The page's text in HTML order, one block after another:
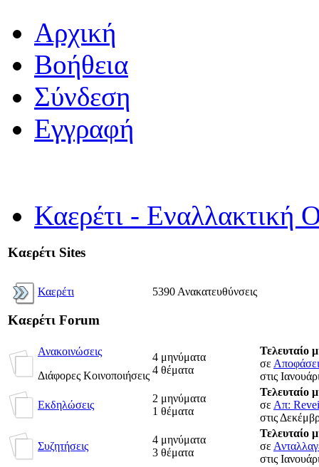
Αρχική
Βοήθεια
Σύνδεση
Εγγραφή
Καερέτι - Εναλλακτική
Καερέτι Sites
Καερέτι 5390 Ανακατευθύνσεις
Καερέτι Forum
Ανακοινώσεις
Διάφορες Κοινοποιήσεις
4 μηνύματα
4 θέματα
Τελευταίο
σε
στις
Εκδηλώσεις
2 μηνύματα
1 θέματα
Τελευταίο
σε Απ:
στις
Συζητήσεις
4 μηνύματα
3 θέματα
Τελευταίο
σε
στις